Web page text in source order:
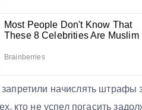
начислять
кто не успел погасить